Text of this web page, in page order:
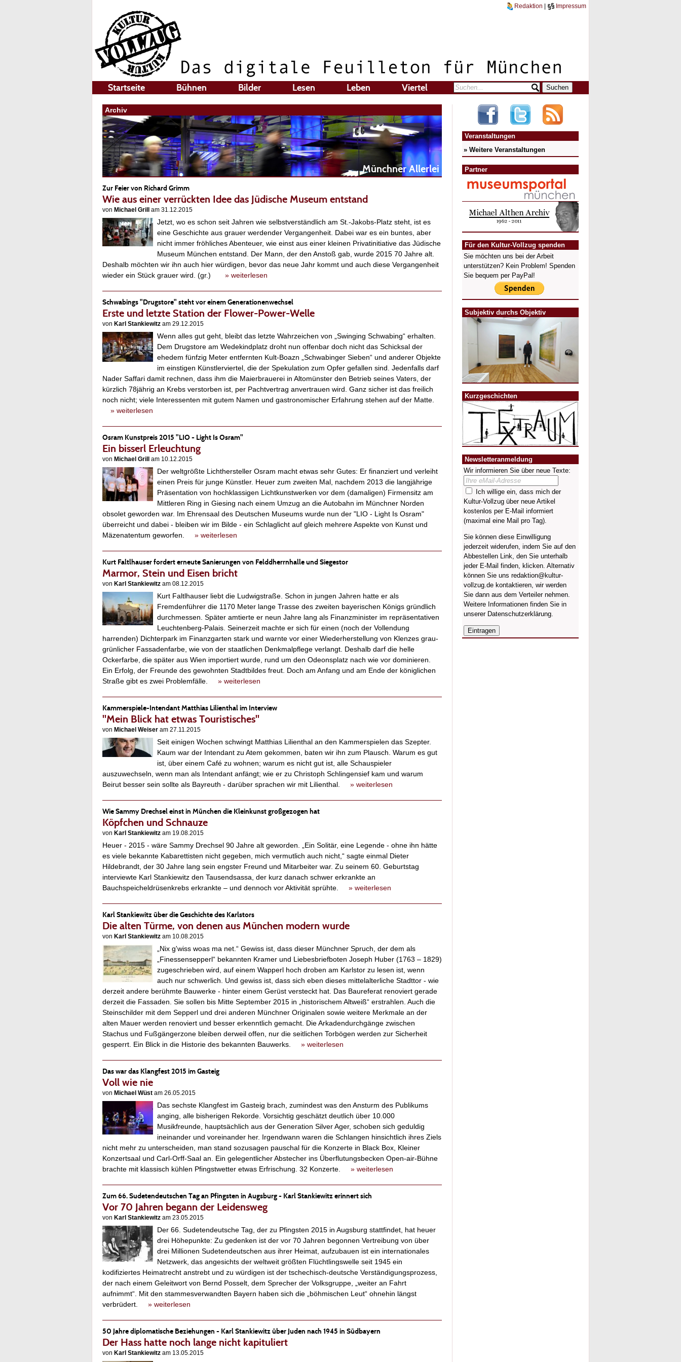
Redaktion Impressum
Startseite Bühnen Bilder Lesen Leben Viertel
Archiv
Münchner Allerlei
Zur Feier von Richard Grimm
Wie aus einer verrückten Idee das Jüdische Museum entstand
von Michael Grill am 31.12.2015
Jetzt, wo es schon seit Jahren wie selbstverständlich am St.-Jakobs-Platz steht, ist es
eine Geschichte aus grauer werdender Vergangenheit. Dabei war es ein buntes, aber
nicht immer fröhliches Abenteuer, wie einst aus einer kleinen Privatinitiative das Jüdische
Museum München entstand. Der Mann, der den Anstoß gab, wurde 2015 70 Jahre alt.
Deshalb möchten wir ihn auch hier würdigen, bevor das neue Jahr kommt und auch diese Vergangenheit
wieder ein Stück grauer wird. (gr.) » weiterlesen
Schwabings "Drugstore" steht vor einem Generationenwechsel
Erste und letzte Station der Flower-Power-Welle
von Karl Stankiewitz am 29.12.2015
Wenn alles gut geht, bleibt das letzte Wahrzeichen von „Swinging Schwabing“ erhalten.
Dem Drugstore am Wedekindplatz droht nun offenbar doch nicht das Schicksal der
ehedem fünfzig Meter entfernten Kult-Boazn „Schwabinger Sieben“ und anderer Objekte
im einstigen Künstlerviertel, die der Spekulation zum Opfer gefallen sind. Jedenfalls darf
Nader Saffari damit rechnen, dass ihm die Maierbrauerei in Altomünster den Betrieb seines Vaters, der
kürzlich 78jährig an Krebs verstorben ist, per Pachtvertrag anvertrauen wird. Ganz sicher ist das freilich
noch nicht; viele Interessenten mit gutem Namen und gastronomischer Erfahrung stehen auf der Matte.
» weiterlesen
Osram Kunstpreis 2015 "LIO - Light Is Osram"
Ein bisserl Erleuchtung
von Michael Grill am 10.12.2015
Der weltgrößte Lichthersteller Osram macht etwas sehr Gutes: Er finanziert und verleiht
einen Preis für junge Künstler. Heuer zum zweiten Mal, nachdem 2013 die langjährige
Präsentation von hochklassigen Lichtkunstwerken vor dem (damaligen) Firmensitz am
Mittleren Ring in Giesing nach einem Umzug an die Autobahn im Münchner Norden
obsolet geworden war. Im Ehrensaal des Deutschen Museums wurde nun der "LIO - Light Is Osram"
überreicht und dabei - bleiben wir im Bilde - ein Schlaglicht auf gleich mehrere Aspekte von Kunst und
Mäzenatentum geworfen. » weiterlesen
Kurt Faltlhauser fordert erneute Sanierungen von Felddherrnhalle und Siegestor
Marmor, Stein und Eisen bricht
von Karl Stankiewitz am 08.12.2015
Kurt Faltlhauser liebt die Ludwigstraße. Schon in jungen Jahren hatte er als
Fremdenführer die 1170 Meter lange Trasse des zweiten bayerischen Königs gründlich
durchmessen. Später amtierte er neun Jahre lang als Finanzminister im repräsentativen
Leuchtenberg-Palais. Seinerzeit machte er sich für einen (noch der Vollendung
harrenden) Dichterpark im Finanzgarten stark und warnte vor einer Wiederherstellung von Klenzes grau-
grünlicher Fassadenfarbe, wie von der staatlichen Denkmalpflege verlangt. Deshalb darf die helle
Ockerfarbe, die später aus Wien importiert wurde, rund um den Odeonsplatz nach wie vor dominieren.
Ein Erfolg, der Freunde des gewohnten Stadtbildes freut. Doch am Anfang und am Ende der königlichen
Straße gibt es zwei Problemfälle. » weiterlesen
Kammerspiele-Intendant Matthias Lilienthal im Interview
"Mein Blick hat etwas Touristisches"
von Michael Weiser am 27.11.2015
Seit einigen Wochen schwingt Matthias Lilienthal an den Kammerspielen das Szepter.
Kaum war der Intendant zu Atem gekommen, baten wir ihn zum Plausch. Warum es gut
ist, über einem Café zu wohnen; warum es nicht gut ist, alle Schauspieler
auszuwechseln, wenn man als Intendant anfängt; wie er zu Christoph Schlingensief kam und warum
Beirut besser sein sollte als Bayreuth - darüber sprachen wir mit Lilienthal. » weiterlesen
Wie Sammy Drechsel einst in München die Kleinkunst großgezogen hat
Köpfchen und Schnauze
von Karl Stankiewitz am 19.08.2015
Heuer - 2015 - wäre Sammy Drechsel 90 Jahre alt geworden. „Ein Solitär, eine Legende - ohne ihn hätte
es viele bekannte Kabarettisten nicht gegeben, mich vermutlich auch nicht,“ sagte einmal Dieter
Hildebrandt, der 30 Jahre lang sein engster Freund und Mitarbeiter war. Zu seinem 60. Geburtstag
interviewte Karl Stankiewitz den Tausendsassa, der kurz danach schwer erkrankte an
Bauchspeicheldrüsenkrebs erkrankte – und dennoch vor Aktivität sprühte. » weiterlesen
Karl Stankiewitz über die Geschichte des Karlstors
Die alten Türme, von denen aus München modern wurde
von Karl Stankiewitz am 10.08.2015
„Nix g'wiss woas ma net.“ Gewiss ist, dass dieser Münchner Spruch, der dem als
„Finessensepperl“ bekannten Kramer und Liebesbriefboten Joseph Huber (1763 – 1829)
zugeschrieben wird, auf einem Wapperl hoch droben am Karlstor zu lesen ist, wenn
auch nur schwerlich. Und gewiss ist, dass sich eben dieses mittelalterliche Stadttor - wie
derzeit andere berühmte Bauwerke - hinter einem Gerüst versteckt hat. Das Baureferat renoviert gerade
derzeit die Fassaden. Sie sollen bis Mitte September 2015 in „historischem Altweiß“ erstrahlen. Auch die
Steinschilder mit dem Sepperl und drei anderen Münchner Originalen sowie weitere Merkmale an der
alten Mauer werden renoviert und besser erkenntlich gemacht. Die Arkadendurchgänge zwischen
Stachus und Fußgängerzone bleiben derweil offen, nur die seitlichen Torbögen werden zur Sicherheit
gesperrt. Ein Blick in die Historie des bekannten Bauwerks. » weiterlesen
Das war das Klangfest 2015 im Gasteig
Voll wie nie
von Michael Wüst am 26.05.2015
Das sechste Klangfest im Gasteig brach, zumindest was den Ansturm des Publikums
anging, alle bisherigen Rekorde. Vorsichtig geschätzt deutlich über 10.000
Musikfreunde, hauptsächlich aus der Generation Silver Ager, schoben sich geduldig
ineinander und voreinander her. Irgendwann waren die Schlangen hinsichtlich ihres Ziels
nicht mehr zu unterscheiden, man stand sozusagen pauschal für die Konzerte in Black Box, Kleiner
Konzertsaal und Carl-Orff-Saal an. Ein gelegentlicher Abstecher ins Überflutungsbecken Open-air-Bühne
brachte mit klassisch kühlen Pfingstwetter etwas Erfrischung. 32 Konzerte. » weiterlesen
Zum 66. Sudetendeutschen Tag an Pfingsten in Augsburg - Karl Stankiewitz erinnert sich
Vor 70 Jahren begann der Leidensweg
von Karl Stankiewitz am 23.05.2015
Der 66. Sudetendeutsche Tag, der zu Pfingsten 2015 in Augsburg stattfindet, hat heuer
drei Höhepunkte: Zu gedenken ist der vor 70 Jahren begonnen Vertreibung von über
drei Millionen Sudetendeutschen aus ihrer Heimat, aufzubauen ist ein internationales
Netzwerk, das angesichts der weltweit größten Flüchtlingswelle seit 1945 ein
kodifiziertes Heimatrecht anstrebt und zu würdigen ist der tschechisch-deutsche Verständigungsprozess,
der nach einem Geleitwort von Bernd Posselt, dem Sprecher der Volksgruppe, „weiter an Fahrt
aufnimmt“. Mit den stammesverwandten Bayern haben sich die „böhmischen Leut“ ohnehin längst
verbrüdert. » weiterlesen
50 Jahre diplomatische Beziehungen - Karl Stankiewitz über Juden nach 1945 in Südbayern
Der Hass hatte noch lange nicht kapituliert
von Karl Stankiewitz am 13.05.2015
Veranstaltungen
» Weitere Veranstaltungen
Partner
Für den Kultur-Vollzug spenden
Sie möchten uns bei der Arbeit
unterstützen? Kein Problem! Spenden
Sie bequem per PayPal!
Subjektiv durchs Objektiv
Kurzgeschichten
Newsletteranmeldung
Wir informieren Sie über neue Texte:
Ich willige ein, dass mich der
Kultur-Vollzug über neue Artikel
kostenlos per E-Mail informiert
(maximal eine Mail pro Tag).
Sie können diese Einwilligung
jederzeit widerufen, indem Sie auf den
Abbestellen Link, den Sie unterhalb
jeder E-Mail finden, klicken. Alternativ
können Sie uns redaktion@kultur-
vollzug.de kontaktieren, wir werden
Sie dann aus dem Verteiler nehmen.
Weitere Informationen finden Sie in
unserer Datenschutzerklärung.